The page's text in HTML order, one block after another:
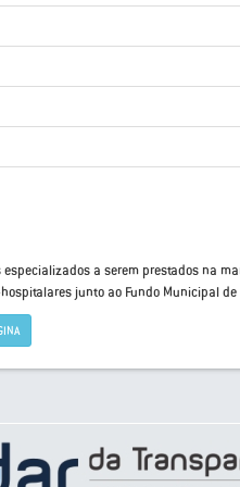
especializados a serem prestados na
junto ao Fundo Municipal